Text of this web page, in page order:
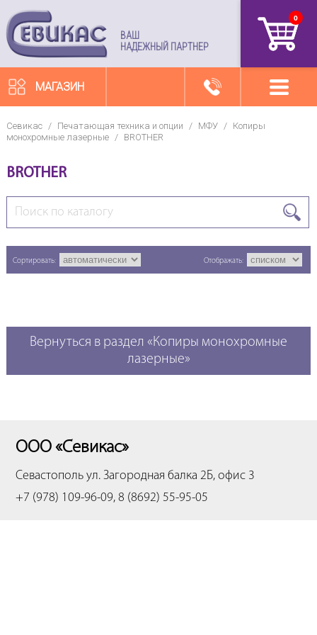
ВАШ
НАДЕЖНЫЙ ПАРТНЕР
0
МАГАЗИН
Севикас / Печатающая техника и опции / МФУ /
Копиры
монохромные лазерные / BROTHER
BROTHER
Сортировать: Отображать:
Вернуться в раздел «Копиры монохромные
лазерные»
ООО «Севикас»
Севастополь ул. Загородная балка 2Б, офис 3
+7 (978) 109-96-09, 8 (8692) 55-95-05